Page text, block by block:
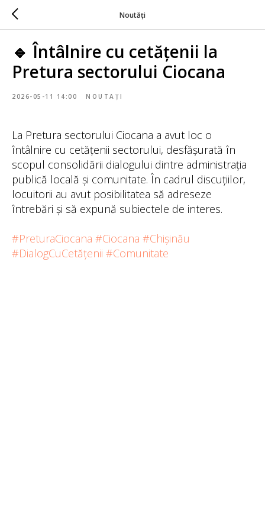
Noutăți
🔹 Întâlnire cu cetățenii la
Pretura sectorului Ciocana
2026-05-11 14:00 NOUTAȚI
La Pretura sectorului Ciocana a avut loc o
întâlnire cu cetățenii sectorului, desfășurată în
scopul consolidării dialogului dintre administrația
publică locală și comunitate. În cadrul discuțiilor,
locuitorii au avut posibilitatea să adreseze
întrebări și să expună subiectele de interes.
#PreturaCiocana #Ciocana #Chișinău
#DialogCuCetățenii #Comunitate